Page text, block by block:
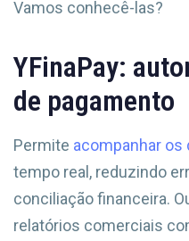
Vamos conhecê-las?
YFinaPay:
de pagamento
Permite acompanhar os
tempo real, reduzindo
conciliação financeira.
relatórios comerciais